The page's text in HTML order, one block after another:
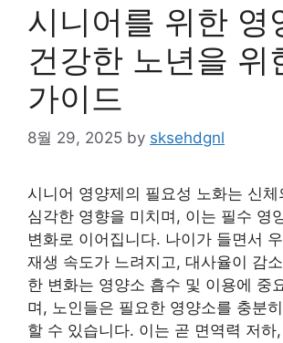
시니어를 위한 영
건강한 노년을 위
가이드
8월 29, 2025 by sksehdgnl
시니어 영양제의 필요성 노화는 신체
심각한 영향을 미치며, 이는 필수 영
변화로 이어집니다. 나이가 들면서
재생 속도가 느려지고, 대사율이 감
한 변화는 영양소 흡수 및 이용에 중
며, 노인들은 필요한 영양소를 충분
할 수 있습니다. 이는 곧 면역력 저하